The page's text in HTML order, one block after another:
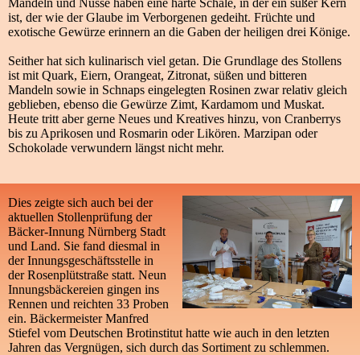
ist, der wie der Glaube im Verborgenen gedeiht. Früchte und
exotische Gewürze erinnern an die Gaben der heiligen drei Könige.
Seither hat sich kulinarisch viel getan. Die Grundlage des Stollens
ist mit Quark, Eiern, Orangeat, Zitronat, süßen und bitteren
Mandeln sowie in Schnaps eingelegten Rosinen zwar relativ gleich
geblieben, ebenso die Gewürze Zimt, Kardamom und Muskat.
Heute tritt aber gerne Neues und Kreatives hinzu, von Cranberrys
bis zu Aprikosen und Rosmarin oder Likören. Marzipan oder
Schokolade verwundern längst nicht mehr.
Dies zeigte sich auch bei der
aktuellen Stollenprüfung der
Bäcker-Innung Nürnberg Stadt
und Land. Sie fand diesmal in
der Innungsgeschäftsstelle in
der Rosenplütstraße statt. Neun
Innungsbäckereien gingen ins
Rennen und reichten 33 Proben
ein. Bäckermeister Manfred
Stiefel vom Deutschen Brotinstitut hatte wie auch in den letzten
Jahren das Vergnügen, sich durch das Sortiment zu schlemmen.